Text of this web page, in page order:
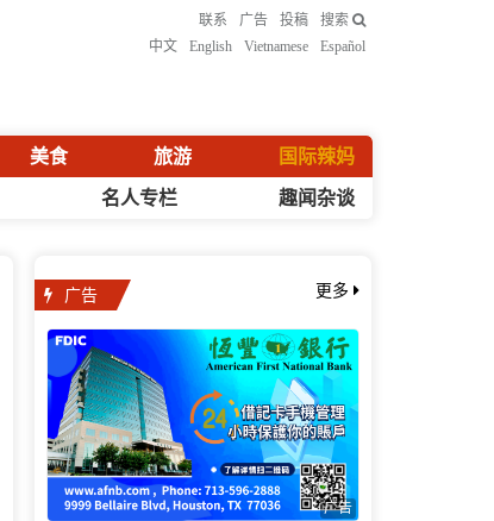
联系 广告 投稿
搜索
中文
English Vietnamese Español
美食 旅游 国际辣妈
名人专栏 趣闻杂谈
广告 更多
广告